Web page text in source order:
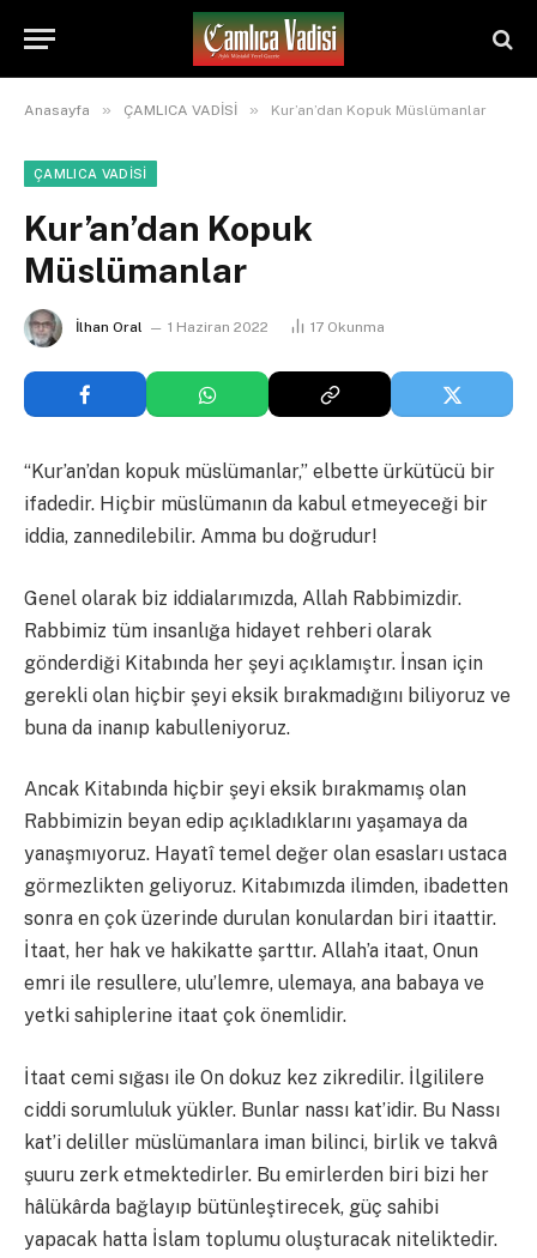
Anasayfa » ÇAMLICA VADİSİ » Kur’an’dan Kopuk Müslümanlar
ÇAMLICA VADİSİ
Kur’an’dan Kopuk
Müslümanlar
İlhan Oral 1 Haziran 2022 17 Okunma
“Kur’an’dan kopuk müslümanlar,” elbette ürkütücü bir
ifadedir. Hiçbir müslümanın da kabul etmeyeceği bir
iddia, zannedilebilir. Amma bu doğrudur!
Genel olarak biz iddialarımızda, Allah Rabbimizdir.
Rabbimiz tüm insanlığa hidayet rehberi olarak
gönderdiği Kitabında her şeyi açıklamıştır. İnsan için
gerekli olan hiçbir şeyi eksik bırakmadığını biliyoruz ve
buna da inanıp kabulleniyoruz.
Ancak Kitabında hiçbir şeyi eksik bırakmamış olan
Rabbimizin beyan edip açıkladıklarını yaşamaya da
yanaşmıyoruz. Hayatî temel değer olan esasları ustaca
görmezlikten geliyoruz. Kitabımızda ilimden, ibadetten
sonra en çok üzerinde durulan konulardan biri itaattir.
İtaat, her hak ve hakikatte şarttır. Allah’a itaat, Onun
emri ile resullere, ulu’lemre, ulemaya, ana babaya ve
yetki sahiplerine itaat çok önemlidir.
İtaat cemi sığası ile On dokuz kez zikredilir. İlgililere
ciddi sorumluluk yükler. Bunlar nassı kat’idir. Bu Nassı
kat’i deliller müslümanlara iman bilinci, birlik ve takvâ
şuuru zerk etmektedirler. Bu emirlerden biri bizi her
hâlükârda bağlayıp bütünleştirecek, güç sahibi
yapacak hatta İslam toplumu oluşturacak niteliktedir.